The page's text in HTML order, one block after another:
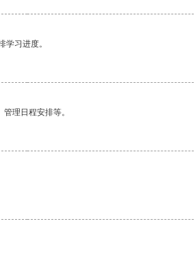
习进度。
理日程安排等。